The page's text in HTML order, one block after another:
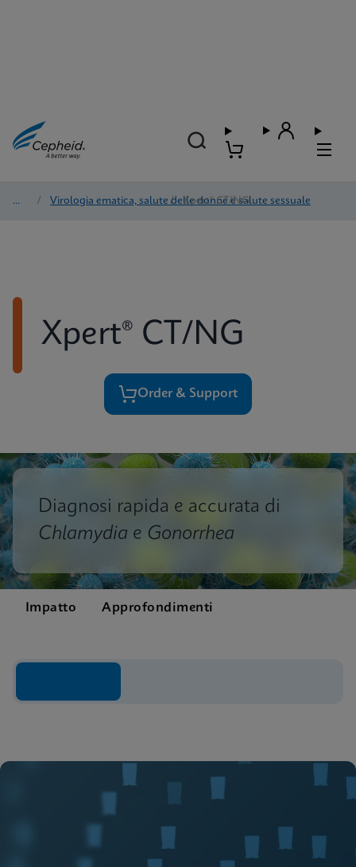
Test / Virologia ematica, salute delle donne e salute sessuale
/ Xpert® CT/NG
Xpert® CT/NG
Order & Support
Diagnosi rapida e accurata di
Chlamydia e Gonorrhea
Impatto Approfondimenti